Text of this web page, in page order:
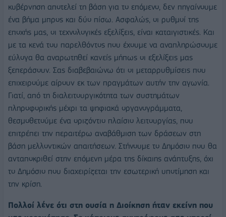
κυβέρνηση αποτελεί τη βάση για το επόμενο, δεν πηγαίνουμε
ένα βήμα μπρος και δύο πίσω. Ασφαλώς, οι ρυθμοί της
εποχής μας, οι τεχνολογικές εξελίξεις, είναι καταιγιστικές. Και
με τα κενά του παρελθόντος που έχουμε να αναπληρώσουμε
εύλογα θα αναρωτηθεί κανείς μήπως οι εξελίξεις μας
ξεπεράσουν. Σας διαβεβαιώνω ότι οι μεταρρυθμίσεις που
επιχειρούμε αίρουν εκ των πραγμάτων αυτήν την αγωνία.
Γιατί, από τη διαλειτουργικότητα των συστημάτων
πληροφορικής μέχρι τα ψηφιακά οργανογράμματα,
θεσμοθετούμε ένα οριζόντιο πλαίσιο λειτουργίας, που
επιτρέπει την περαιτέρω αναβάθμιση των δράσεων στη
βάση μελλοντικών απαιτήσεων. Στήνουμε το Δημόσιο που θα
ανταποκριθεί στην επόμενη μέρα της δίκαιης ανάπτυξης, όχι
το Δημόσιο που διαχειρίζεται την εσωτερική υποτίμηση και
την κρίση.
Πολλοί λένε ότι στη ουσία η Διοίκηση ήταν εκείνη που